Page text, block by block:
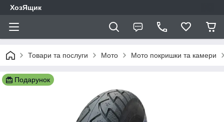
ХозЯщик
Товари та послуги Мото Мото покришки та камери
Подарунок